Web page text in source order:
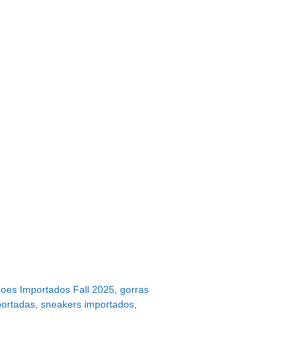
Importados Fall 2025, gorras
sneakers importados